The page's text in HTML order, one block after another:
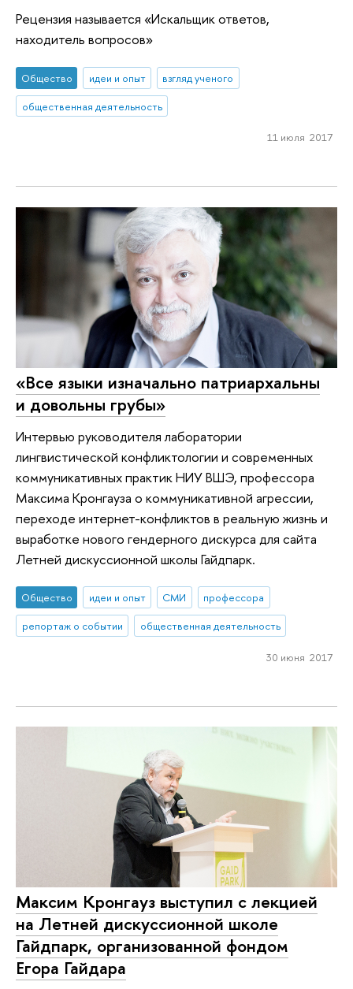
Рецензия называется «Искальщик ответов,
находитель вопросов»
Общество идеи и опыт
взгляд ученого
общественная деятельность
11 июля 2017
«Все языки изначально патриархальны
и довольны грубы»
Интервью руководителя лаборатории
лингвистической конфликтологии и современных
коммуникативных практик НИУ ВШЭ, профессора
Максима Кронгауза о коммуникативной агрессии,
переходе интернет-конфликтов в реальную жизнь и
выработке нового гендерного дискурса для сайта
Летней дискуссионной школы Гайдпарк.
Общество идеи и опыт СМИ
профессора
репортаж о событии
общественная деятельность
30 июня 2017
Максим Кронгауз выступил с лекцией
на Летней дискуссионной школе
Гайдпарк, организованной фондом
Егора Гайдара